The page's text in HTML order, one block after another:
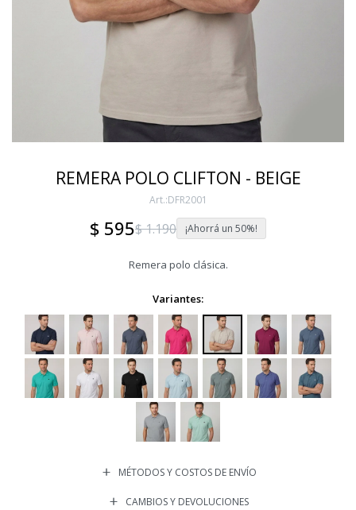
REMERA POLO CLIFTON - BEIGE
DFR2001
$ 595$1.190 50
Remera polo clásica.
Variantes:
MÉTODOS Y COSTOS DE ENVÍO
CAMBIOS Y DEVOLUCIONES